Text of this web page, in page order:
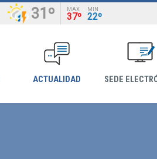
31º MAX
37º
MIN
22º
ACTUALIDAD SEDE